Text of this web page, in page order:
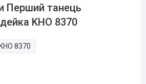
Перший танець
KHO 8370
KHO 8370